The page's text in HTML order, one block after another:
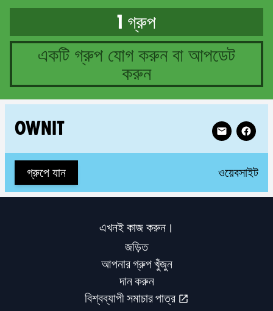
1 গ্রুপ
একটি গ্রুপ যোগ করুন বা আপডেট
করুন
1 groups in Pakistan
OWNIT Follow XR
গ্রুপে যান ওয়েবসাইট
এখনই কাজ করুন।
জড়িত
আপনার গ্রুপ খুঁজুন
দান করুন
বিশ্বব্যাপী সমাচার পাত্র